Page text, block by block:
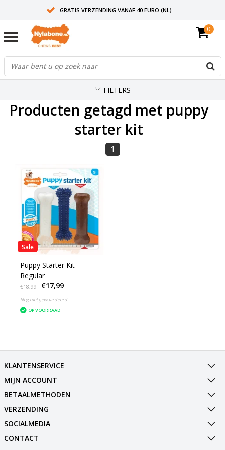
GRATIS VERZENDING VANAF 40 EURO (NL)
0
FILTERS
Producten getagd met puppy
starter kit
1
Sale
Puppy Starter Kit -
Regular
€18,99 €17,99
Nog niet gewaardeerd
OP VOORRAAD
KLANTENSERVICE
MIJN ACCOUNT
BETAALMETHODEN
VERZENDING
SOCIALMEDIA
CONTACT